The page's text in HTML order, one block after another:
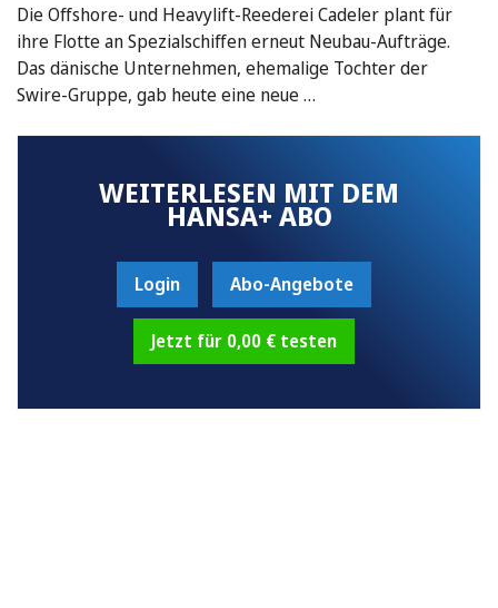
Die Offshore- und Heavylift-Reederei Cadeler plant für
ihre Flotte an Spezialschiffen erneut Neubau-Aufträge.
Das dänische Unternehmen, ehemalige Tochter der
Swire-Gruppe, gab heute eine neue …
WEITERLESEN MIT DEM
HANSA+ ABO
Login Abo-Angebote
Jetzt für 0,00 € testen